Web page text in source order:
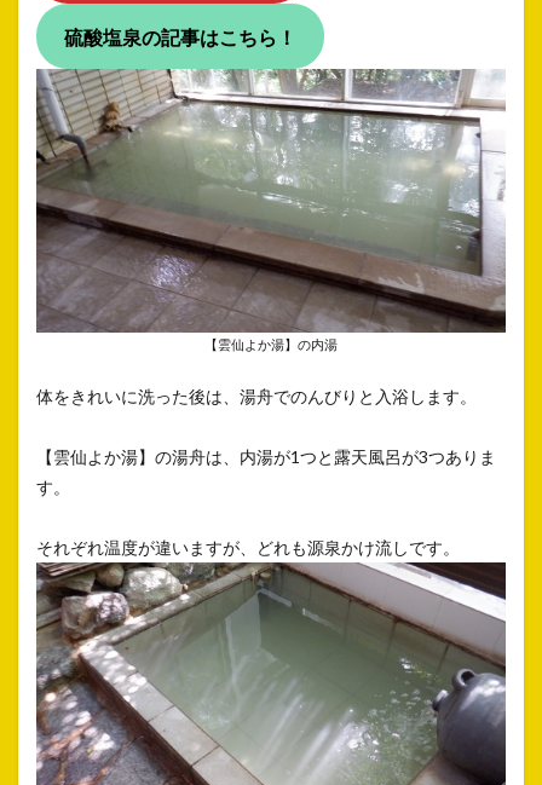
硫酸塩泉の記事はこちら！
【雲仙よか湯】の内湯
体をきれいに洗った後は、湯舟でのんびりと入浴します。
【雲仙よか湯】の湯舟は、内湯が1つと露天風呂が3つありま
す。
それぞれ温度が違いますが、どれも源泉かけ流しです。